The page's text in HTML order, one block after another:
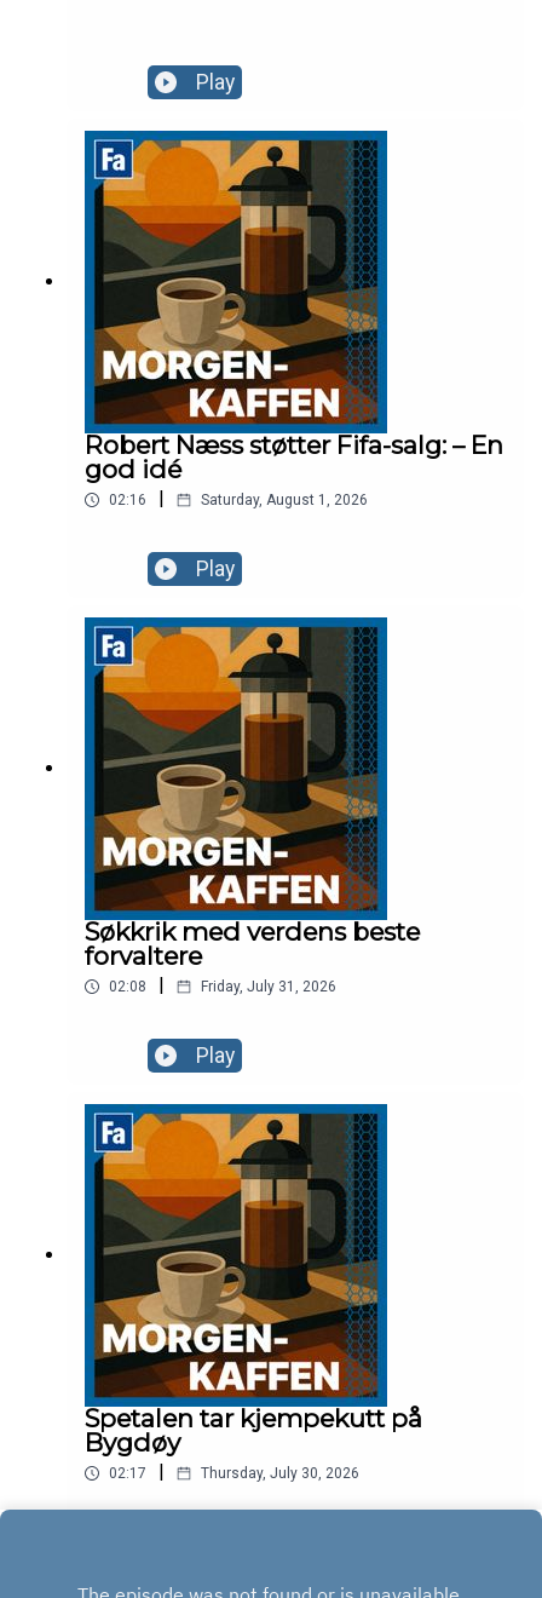
Play
Robert Næss støtter Fifa-salg: – En
god idé
02:16 Saturday, August 1, 2026
Play
Søkkrik med verdens beste
forvaltere
02:08 Friday, July 31, 2026
Play
Spetalen tar kjempekutt på
Bygdøy
02:17 Thursday, July 30, 2026